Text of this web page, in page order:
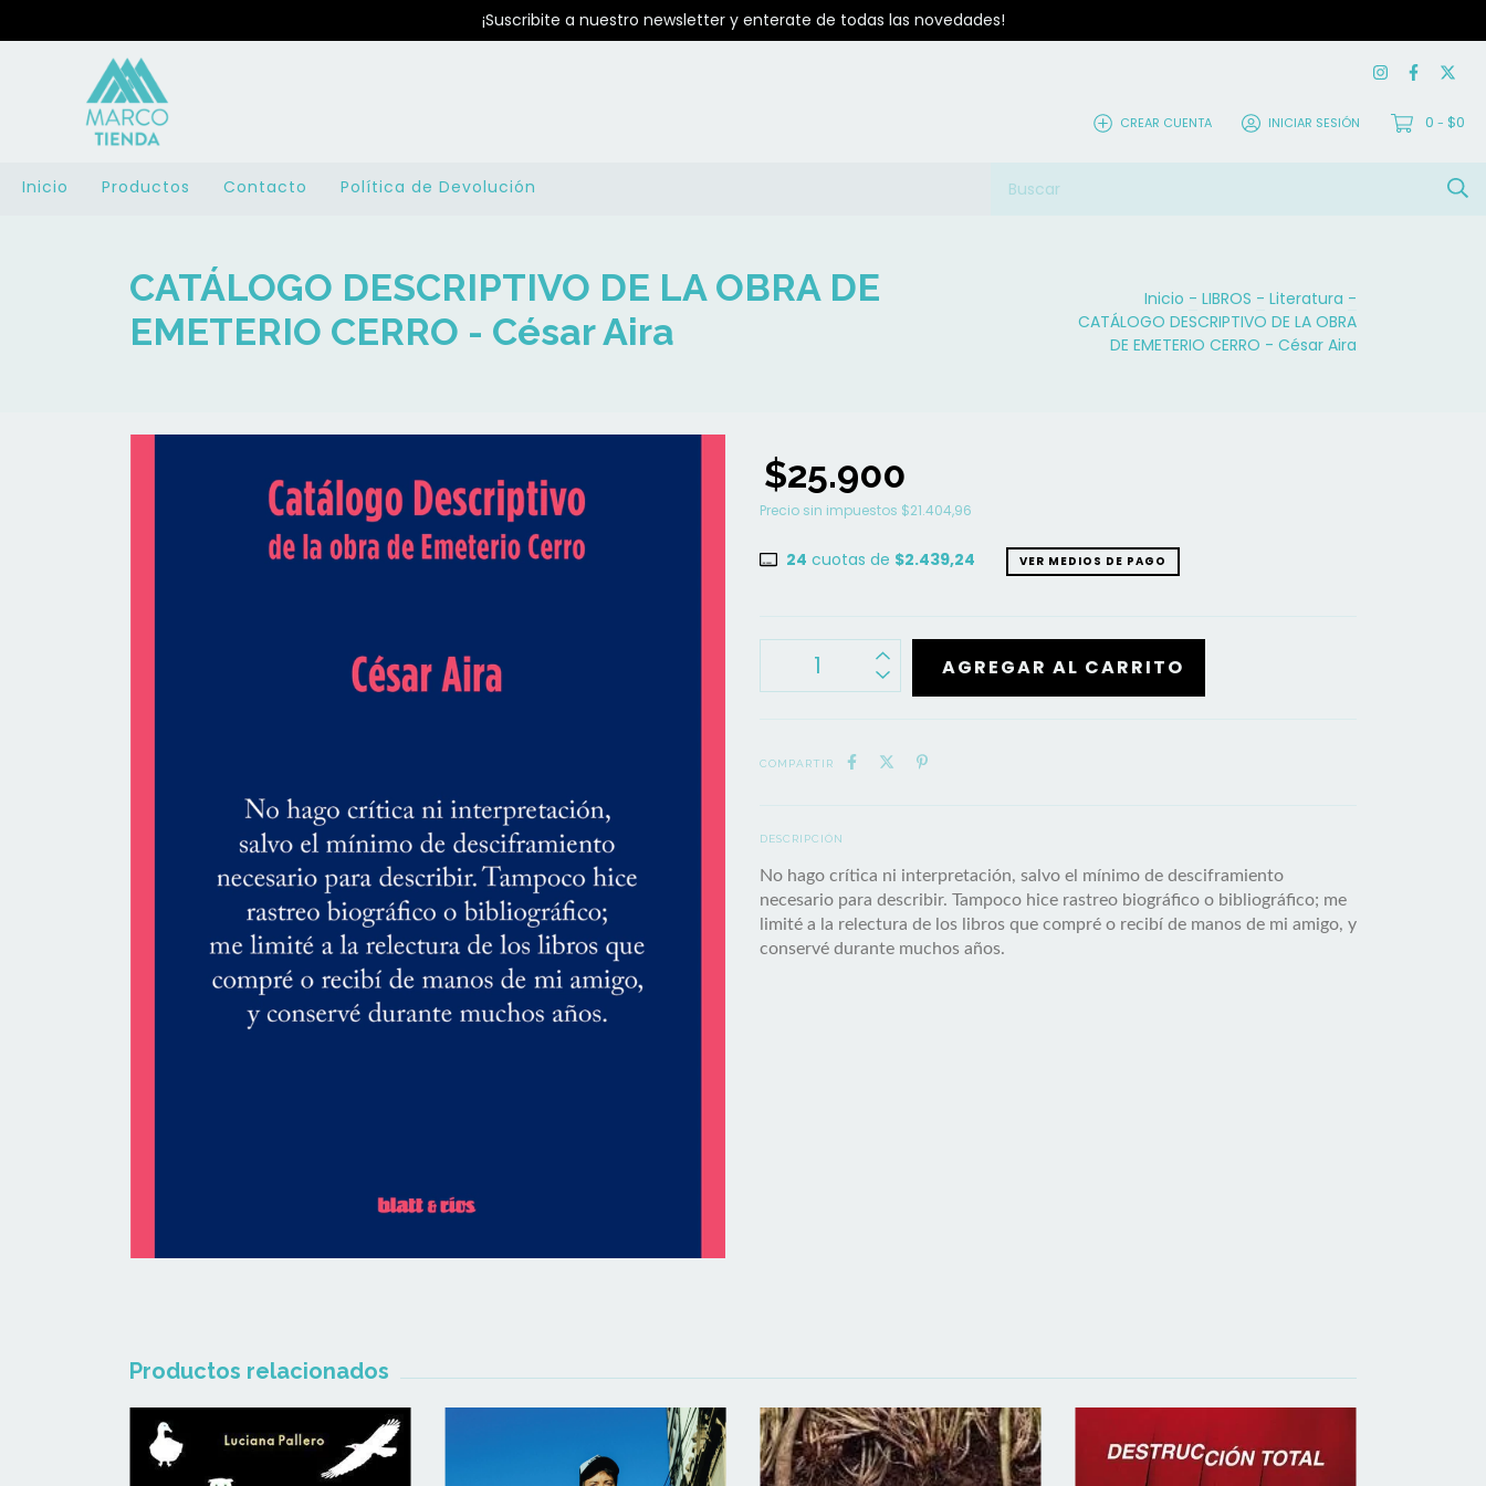
¡Suscribite a nuestro newsletter y enterate de todas las novedades!
CREAR CUENTA INICIAR SESIÓN 0 - $0
Inicio Productos Contacto Política de Devolución
CATÁLOGO DESCRIPTIVO DE LA OBRA DE
EMETERIO CERRO - César Aira
Inicio - LIBROS - Literatura -
CATÁLOGO DESCRIPTIVO DE LA OBRA
DE EMETERIO CERRO - César Aira
$25.900
Precio sin impuestos $21.404,96
24 cuotas de $2.439,24 VER MEDIOS DE PAGO
COMPARTIR
DESCRIPCIÓN
No hago crítica ni interpretación, salvo el mínimo de desciframiento
necesario para describir. Tampoco hice rastreo biográfico o bibliográfico; me
limité a la relectura de los libros que compré o recibí de manos de mi amigo, y
conservé durante muchos años.
Productos relacionados